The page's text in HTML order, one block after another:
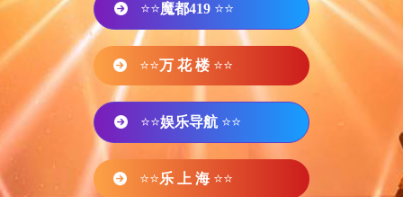
⭐⭐魔都419 ⭐⭐
⭐⭐万 花 楼 ⭐⭐
⭐⭐娱乐导航 ⭐⭐
⭐⭐乐 上 海 ⭐⭐